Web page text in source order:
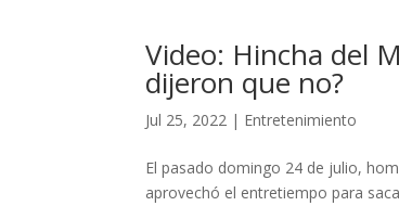
Video: Hincha del
dijeron que no?
Jul 25, 2022 | Entretenimiento
El pasado domingo 24 de julio,
aprovechó el entretiempo para